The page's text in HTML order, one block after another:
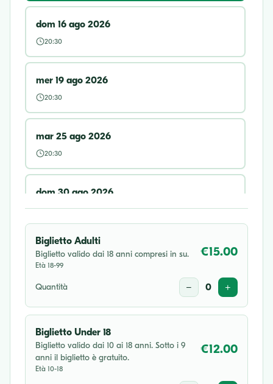
dom 16 ago 2026
20:30
mer 19 ago 2026
20:30
mar 25 ago 2026
20:30
dom 30 ago 2026
20:30
mar 01 set 2026
20:30
ven 04 set 2026
gio 10 set 2026
Biglietto Adulti
Biglietto valido dai 18 anni compresi in su.
Età 18-99
€15.00
Quantità − 0 +
Biglietto Under 18
Biglietto valido dai 10 ai 18 anni. Sotto i 9
anni il biglietto è gratuito.
Età 10-18
€12.00